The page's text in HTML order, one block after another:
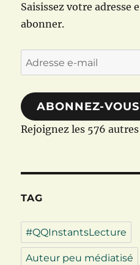
Saisissez votre adresse
abonner.
Adresse
e-
mail
ABONNEZ-VOUS
Rejoignez les 576
TAG
#QQInstantsLecture
Auteur peu médiatisé